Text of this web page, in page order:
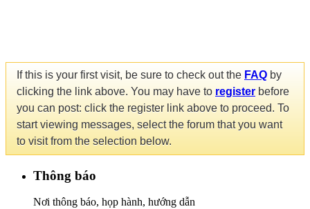
If this is your first visit, be sure to check out the FAQ by
clicking the link above. You may have to register before
you can post: click the register link above to proceed. To
start viewing messages, select the forum that you want
to visit from the selection below.
Thông báo
Nơi thông báo, họp hành, hướng dẫn